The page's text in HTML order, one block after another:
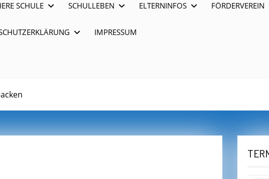
SCHULE SCHULLEBEN ELTERNINFOS FÖRDERVEREIN
IMPRESSUM